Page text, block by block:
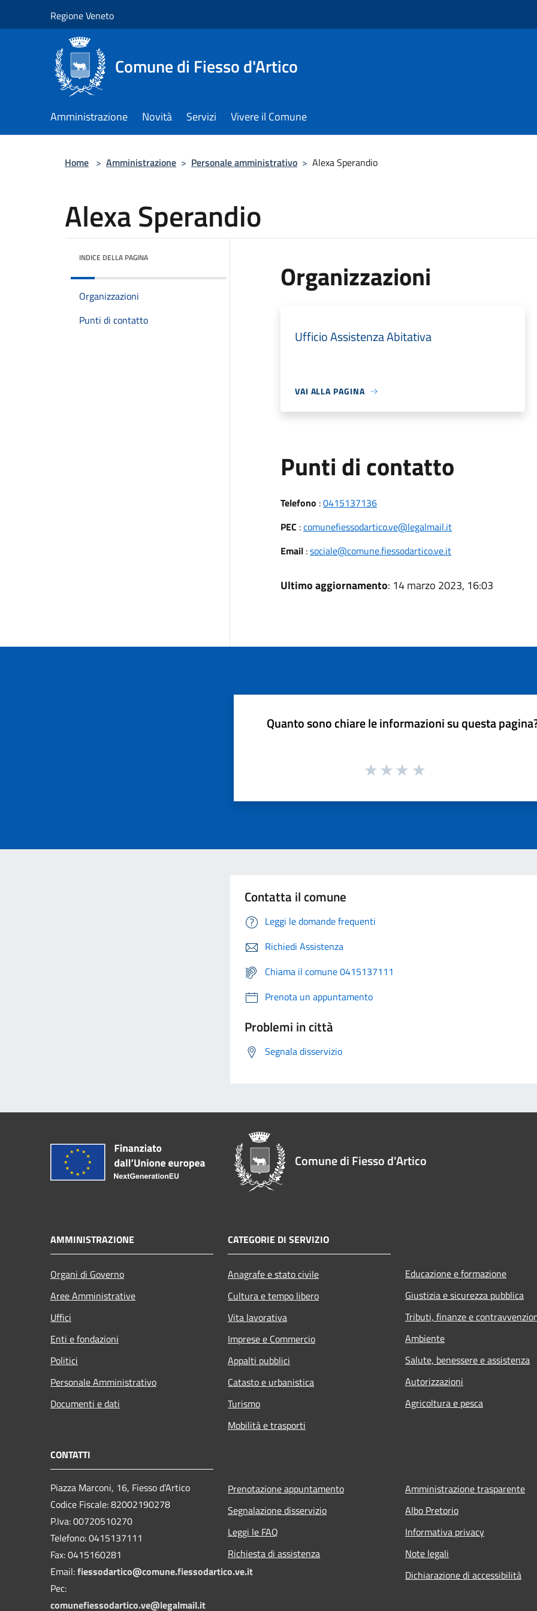
Regione Veneto
Comune di Fiesso d'Artico
Amministrazione Novità Servizi Vivere il Comune
Home > Amministrazione > Personale amministrativo > Alexa Sperandio
Alexa Sperandio
INDICE DELLA PAGINA
Organizzazioni
Punti di contatto
Organizzazioni
Ufficio Assistenza Abitativa
VAI ALLA PAGINA
Punti di contatto
Telefono :0415137136
PEC :comunefiessodartico.ve@legalmail.it
Email:sociale@comune.fiessodartico.ve.it
Ultimo aggiornamento: 14 marzo 2023, 16:03
Quanto sono chiare le informazioni su questa
Contatta il comune
Leggi le domande frequenti
Richiedi Assistenza
Chiama il comune 0415137111
Prenota un appuntamento
Problemi in città
Segnala disservizio
Comune di Fiesso d'Artico
AMMINISTRAZIONE
Organi di Governo
Aree Amministrative
Uffici
Enti e fondazioni
Politici
Personale Amministrativo
Documenti e dati
CATEGORIE DI SERVIZIO
Anagrafe e stato civile
Cultura e tempo libero
Vita lavorativa
Imprese e Commercio
Appalti pubblici
Catasto e urbanistica
Turismo
Mobilità e trasporti
Educazione e formazione
Giustizia e sicurezza pubblica
Tributi, finanze e
Ambiente
Salute, benessere e assistenza
Autorizzazioni
Agricoltura e pesca
CONTATTI
Piazza Marconi, 16, Fiesso d'Artico
Codice Fiscale: 82002190278
P.Iva: 00720510270
Telefono:0415137111
Fax:0415160281
Email:fiessodartico@comune.fiessodartico.ve.it
Pec:
comunefiessodartico.ve@legalmail.it
Prenotazione appuntamento
Segnalazione disservizio
Leggi le FAQ
Richiesta di assistenza
Amministrazione trasparente
Albo Pretorio
Informativa privacy
Note legali
Dichiarazione di accessibilità